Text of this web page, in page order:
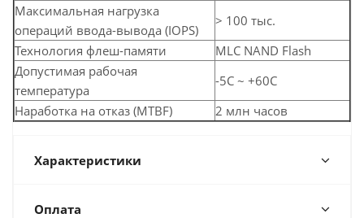
Максимальная нагрузка
операций ввода-вывода (IOPS)
> 100 тыс.
Технология флеш-памяти
MLC NAND Flash
Допустимая рабочая
температура
-5C ~ +60C
Наработка на отказ (MTBF)
2 млн часов
Характеристики
Оплата